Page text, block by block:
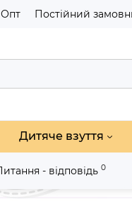
Опт Постійний
Дитяче взуття
- відповідь 0
з білим